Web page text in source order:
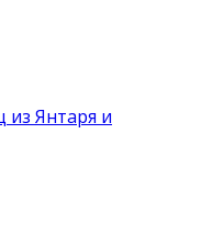
из Янтаря и